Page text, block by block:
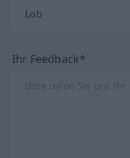
Ihr Feedback*